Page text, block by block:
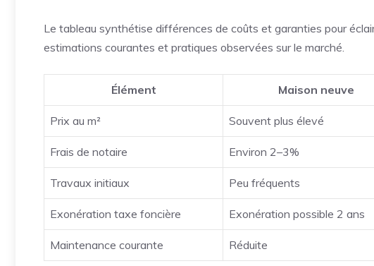
Le tableau synthétise différences de coûts et garanties pour
estimations courantes et pratiques observées sur le marché.
Élément Maison neuve
Prix au m² Souvent plus élevé
Frais de notaire Environ 2–3%
Travaux initiaux Peu fréquents
Exonération taxe foncière Exonération possible 2 ans
Maintenance courante Réduite